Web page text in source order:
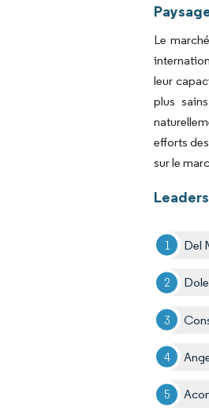
Le
leur
plus
efforts
sur le
Del